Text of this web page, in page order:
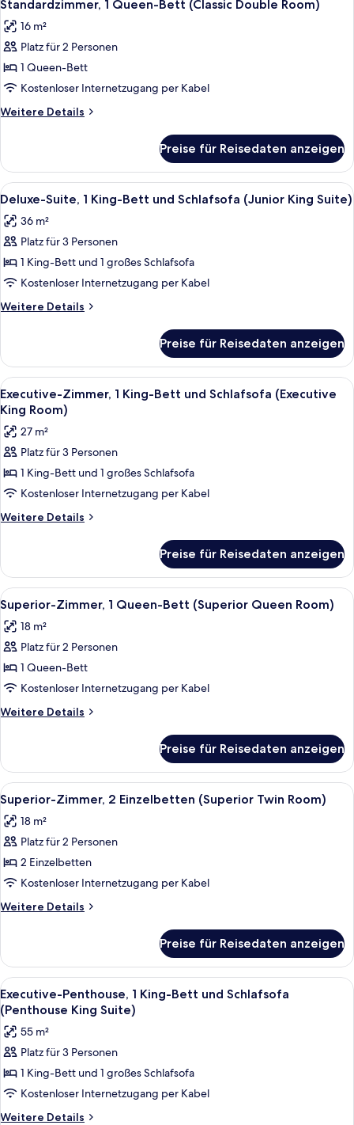
Fotos
für
Standardzimmer,
1
Queen-
Bett
(Classic
Room)
anzeigen
Standardzimmer, 1 Queen-Bett (Classic Double Room)
16 m²
Platz für 2 Personen
1 Queen-Bett
Kostenloser Internetzugang per Kabel
Weitere Details
Weitere
1
Queen-
Bett
Double
Room)
Preise für Reisedaten anzeigen
Alle
Fotos
für
Deluxe-
Suite,
1 King-
Bett
und
(Junior
King
Suite)
anzeigen
Ein Hotelzimmer mit Bett,
15
Deluxe-Suite, 1 King-Bett und Schlafsofa (Junior King Suite)
36 m²
Platz für 3 Personen
1 King-Bett und 1 großes Schlafsofa
Kostenloser Internetzugang per Kabel
Weitere Details
Weitere
Suite,
1 King-
Bett
und
Schlafsofa
(Junior
King
Preise für Reisedaten anzeigen
Alle
Fotos
für
Executive-
Zimmer,
1 King-
Bett
und
King
Room)
anzeigen
Ein Hotelzimmer mit einem großen
11
Executive-Zimmer, 1 King-Bett und Schlafsofa (Executive
King Room)
27 m²
Platz für 3 Personen
1 King-Bett und 1 großes Schlafsofa
Kostenloser Internetzugang per Kabel
Weitere Details
Weitere
Zimmer,
1 King-
Bett
und
Schlafsofa
(Executive
Room)
Preise für Reisedaten anzeigen
Alle
Fotos
für
Superior-
Zimmer,
1
Queen-
Bett
Queen
Room)
anzeigen
Ein Hotelzimmer mit einem großen
9
Superior-Zimmer, 1 Queen-Bett (Superior Queen Room)
18 m²
Platz für 2 Personen
1 Queen-Bett
Kostenloser Internetzugang per Kabel
Weitere Details
Weitere
Zimmer,
Queen-
Bett
(Superior
Queen
Preise für Reisedaten anzeigen
Alle
Fotos
für
Superior-
Zimmer,
2 Einzelbetten
(Superior
Twin
anzeigen
Ein Hotelzimmer mit einem großen
8
Superior-Zimmer, 2 Einzelbetten (Superior Twin Room)
18 m²
Platz für 2 Personen
2 Einzelbetten
Kostenloser Internetzugang per Kabel
Weitere Details
Weitere
Zimmer,
2 Einzelbetten
(Superior
Twin
Room)
Preise für Reisedaten anzeigen
Alle
Fotos
für
Executive-
Penthouse,
1 King-
Bett
und
Ein Hotelzimmer mit Bett, Stuhl,
22
Executive-Penthouse, 1 King-Bett und Schlafsofa
(Penthouse King Suite)
55 m²
Platz für 3 Personen
1 King-Bett und 1 großes Schlafsofa
Kostenloser Internetzugang per Kabel
Weitere Details
Weitere